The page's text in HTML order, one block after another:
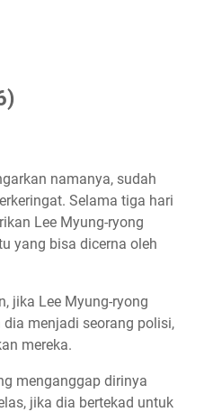
namanya, sudah
Selama tiga hari
Lee Myung-ryong
yang bisa dicerna oleh
jika Lee Myung-ryong
menjadi seorang polisi,
mereka.
menganggap dirinya
jika dia bertekad untuk